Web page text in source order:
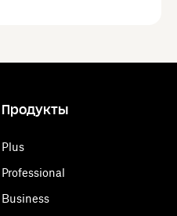
Продукты
Plus
Professional
Business